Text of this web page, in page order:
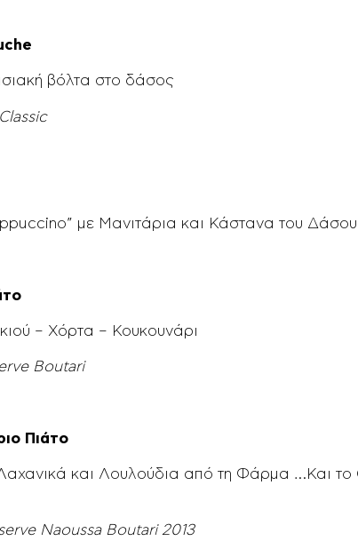
βόλτα στο δάσος
με Μανιτάρια και Κάστανα του
– Χόρτα – Κουκουνάρι
Boutari
Πιάτο
και Λουλούδια από τη Φάρμα …Και το
Naoussa Boutari 2013